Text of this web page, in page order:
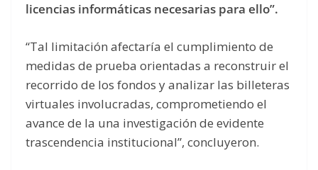
licencias informáticas necesarias para ello”.
“Tal limitación afectaría el cumplimiento de
medidas de prueba orientadas a reconstruir el
recorrido de los fondos y analizar las billeteras
virtuales involucradas, comprometiendo el
avance de la una investigación de evidente
trascendencia institucional”, concluyeron.